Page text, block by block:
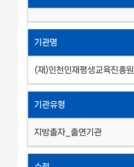
기관명
(재)인천인재평생교육진흥원
기관유형
지방출자_출연기관